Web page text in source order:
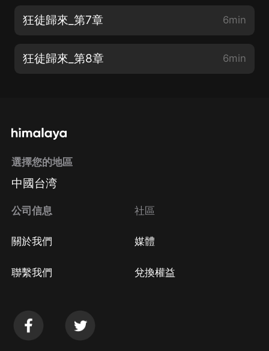
狂徒歸來_第7章 6min
狂徒歸來_第8章 6min
選擇您的地區
中國台湾
公司信息
關於我們
聯繫我們
社區
媒體
兌換權益